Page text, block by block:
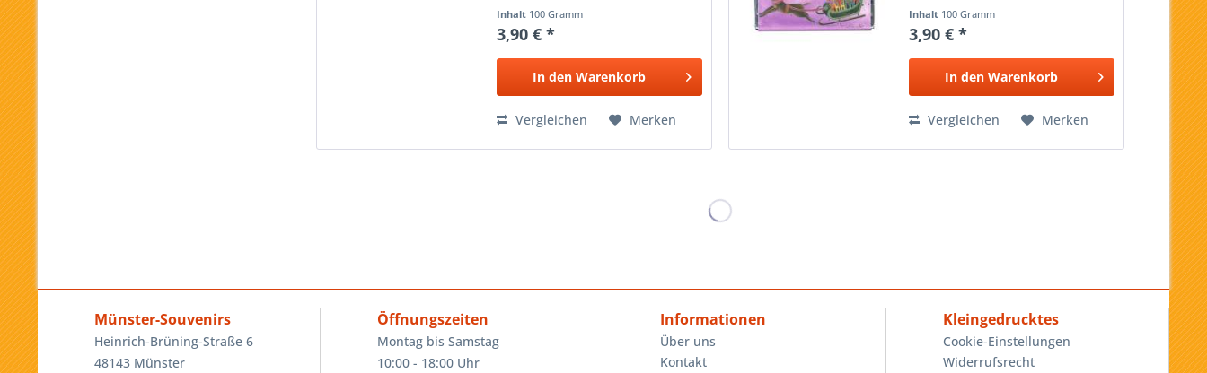
Soja, Vanillin, Mandeln und
Weizenbestandteilen. Design:
Tanja Kiesewalter
Inhalt 100 Gramm
3,90 € *
In den Warenkorb
Vergleichen Merken
Soja, Vanillin, Mandeln und
Weizenbestandteilen. Design:
Tanja Kiesewalter
Inhalt 100 Gramm
3,90 € *
In den Warenkorb
Vergleichen Merken
Münster-Souvenirs
Heinrich-Brüning-Straße 6
48143 Münster
Öffnungszeiten
Montag bis Samstag
10:00 - 18:00 Uhr
Informationen
Über uns
Kontakt
Kleingedrucktes
Cookie-Einstellungen
Widerrufsrecht